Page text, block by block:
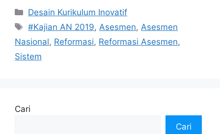
Kategori
Desain Kurikulum Inovatif
Tag
#Kajian AN 2019, Asesmen, Asesmen
Nasional, Reformasi, Reformasi Asesmen,
Sistem
Cari
Cari